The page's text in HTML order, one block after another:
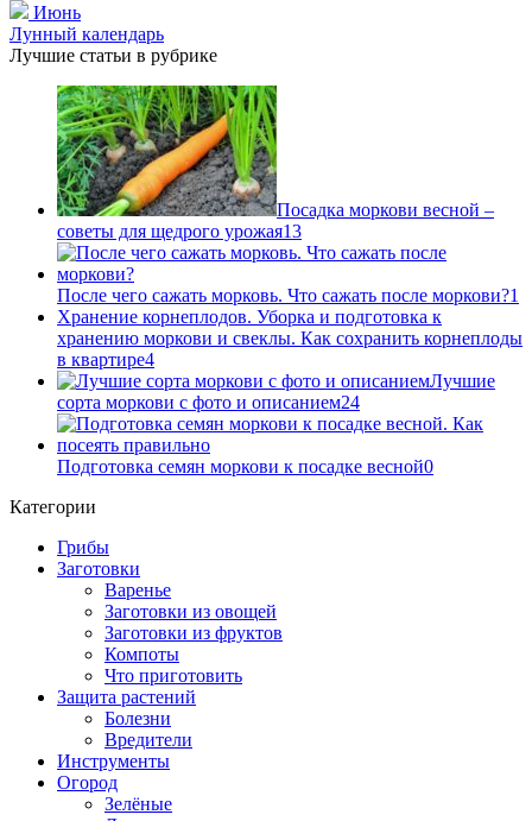
Июнь
Лунный календарь
Лучшие статьи в рубрике
Посадка моркови весной –
советы для щедрого урожая13
После чего сажать морковь. Что сажать после моркови?1
Хранение корнеплодов. Уборка и подготовка к
хранению моркови и свеклы. Как сохранить корнеплоды
в квартире4
Лучшие
сорта моркови с фото и описанием24
Подготовка семян моркови к посадке весной0
Категории
Грибы
Заготовки
Варенье
Заготовки из овощей
Заготовки из фруктов
Компоты
Что приготовить
Защита растений
Болезни
Вредители
Инструменты
Огород
Зелёные